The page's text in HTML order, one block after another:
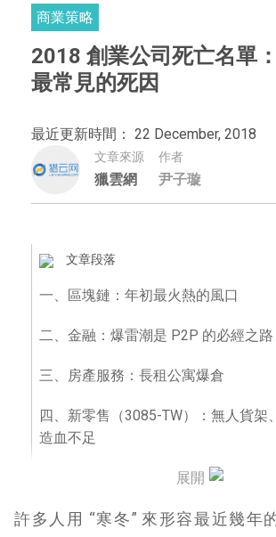
商業策略
2018 創業公司死亡名單
最常見的死因
最近更新時間： 22 December, 2018
文章來源
獵雲網
作者
尹子璇
文章段落
一、區塊鏈：年初最火熱的風口
二、金融：爆雷潮是 P2P 的必經之路
三、房產服務：長租公寓爆倉
四、新零售（3085-TW）：無人貨架
造血不足
五、共享經濟：曾經的風口也進入深
六、文娛：商業驗證階段的優勝劣敗
展開
許多人用 “寒冬” 來形容最近幾年